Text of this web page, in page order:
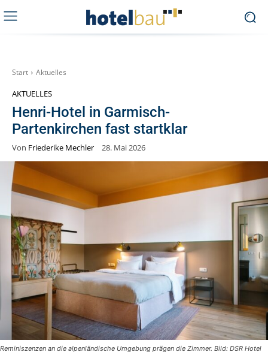
Start Aktuelles
AKTUELLES
Henri-Hotel in Garmisch-
Partenkirchen fast startklar
Von Friederike Mechler 28. Mai 2026
Reminiszenzen an die alpenländische Umgebung prägen die Zimmer. Bild: DSR Hotel